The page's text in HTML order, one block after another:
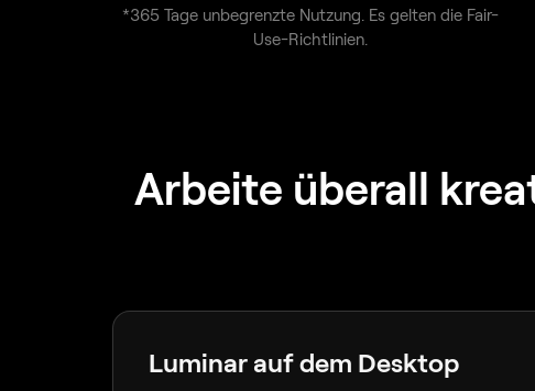
*365 Tage unbegrenzte Nutzung. Es gelten die Fair-
Use-Richtlinien.
Arbeite überall
Luminar auf dem Desktop